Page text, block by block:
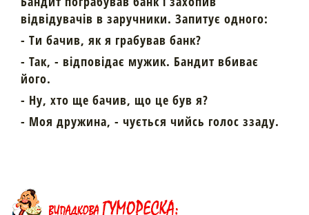
відвідувачів в заручники. Запитує одного:
- Ти бачив, як я грабував банк?
- Так, - відповідає мужик. Бандит вбиває
його.
- Ну, хто ще бачив, що це був я?
- Моя дружина, - чується чийсь голос ззаду.